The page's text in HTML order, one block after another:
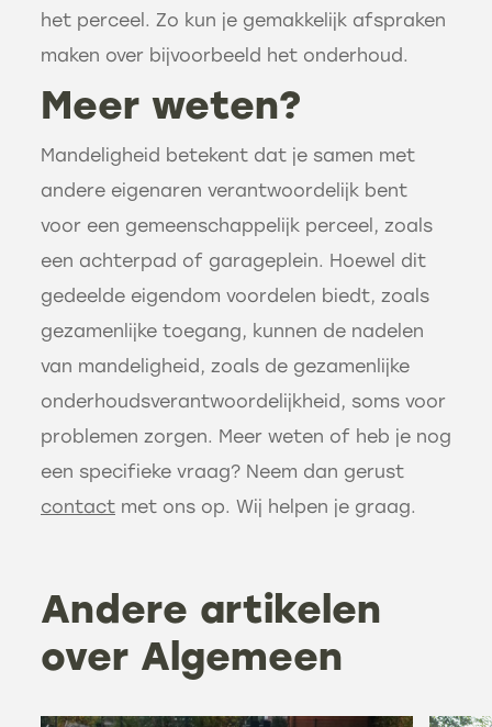
het perceel. Zo kun je gemakkelijk afspraken
maken over bijvoorbeeld het onderhoud.
Meer weten?
Mandeligheid betekent dat je samen met
andere eigenaren verantwoordelijk bent
voor een gemeenschappelijk perceel, zoals
een achterpad of garageplein. Hoewel dit
gedeelde eigendom voordelen biedt, zoals
gezamenlijke toegang, kunnen de nadelen
van mandeligheid, zoals de gezamenlijke
onderhoudsverantwoordelijkheid, soms voor
problemen zorgen. Meer weten of heb je nog
een specifieke vraag? Neem dan gerust
contact met ons op. Wij helpen je graag.
Andere artikelen
over Algemeen